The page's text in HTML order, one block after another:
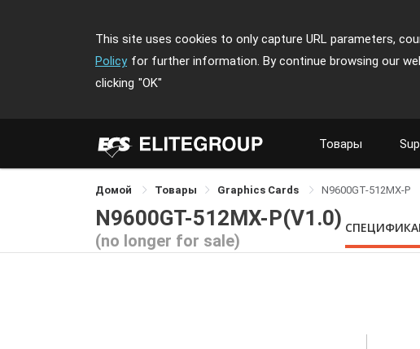
This site uses cookies to only capture URL parameters,
Policy for further information. By continue browsing our
clicking "OK"
Товары
Домой Товары Graphics Cards N9600GT-512MX-P
N9600GT-512MX-P(V1.0)
(no longer for sale)